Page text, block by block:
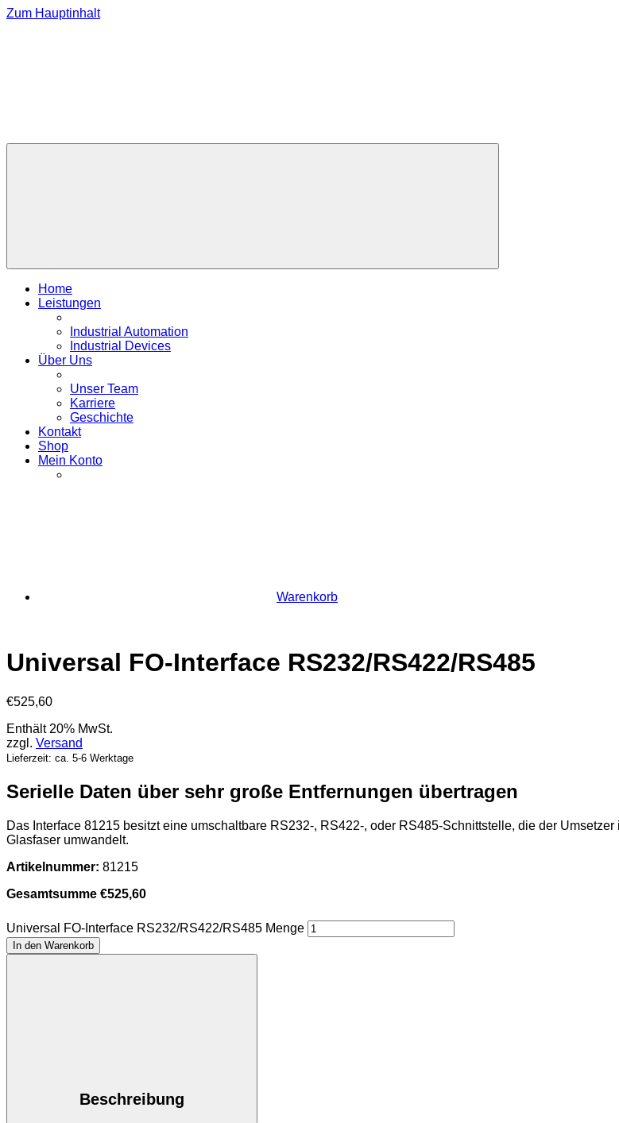
Zum Hauptinhalt
Home
Leistungen
Industrial Automation
Industrial Devices
Über Uns
Unser Team
Karriere
Geschichte
Kontakt
Shop
Mein Konto
Warenkorb
Universal FO-Interface RS232/RS422/RS485
€525,60
Enthält 20% MwSt.
zzgl. Versand
Lieferzeit: ca. 5-6 Werktage
Serielle Daten über sehr große Entfernungen übertragen
Das Interface 81215 besitzt eine umschaltbare RS232-, RS422-, oder RS485-Schnittstelle, die der
Glasfaser umwandelt.
Artikelnummer: 81215
Gesamtsumme €525,60
Universal FO-Interface RS232/RS422/RS485 Menge
In den Warenkorb
Beschreibung